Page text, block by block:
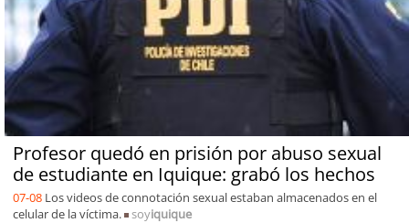
Profesor quedó en prisión por abuso sexual
de estudiante en Iquique: grabó los hechos
07-08 Los videos de connotación sexual estaban almacenados en el
celular de la víctima.
soyiquique